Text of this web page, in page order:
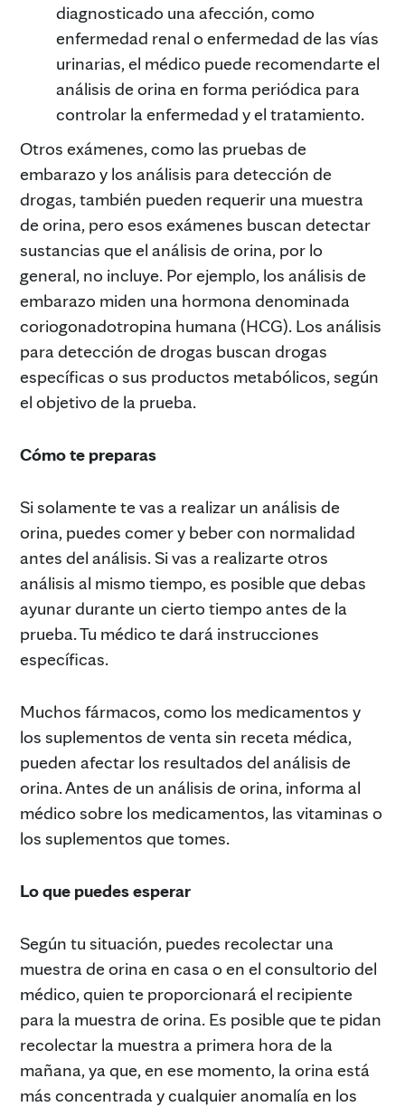
diagnosticado una afección, como
enfermedad renal o enfermedad de las vías
urinarias, el médico puede recomendarte el
análisis de orina en forma periódica para
controlar la enfermedad y el tratamiento.
Otros exámenes, como las pruebas de
embarazo y los análisis para detección de
drogas, también pueden requerir una muestra
de orina, pero esos exámenes buscan detectar
sustancias que el análisis de orina, por lo
general, no incluye. Por ejemplo, los análisis de
embarazo miden una hormona denominada
coriogonadotropina humana (HCG). Los análisis
para detección de drogas buscan drogas
específicas o sus productos metabólicos, según
el objetivo de la prueba.
Cómo te preparas
Si solamente te vas a realizar un análisis de
orina, puedes comer y beber con normalidad
antes del análisis. Si vas a realizarte otros
análisis al mismo tiempo, es posible que debas
ayunar durante un cierto tiempo antes de la
prueba. Tu médico te dará instrucciones
específicas.
Muchos fármacos, como los medicamentos y
los suplementos de venta sin receta médica,
pueden afectar los resultados del análisis de
orina. Antes de un análisis de orina, informa al
médico sobre los medicamentos, las vitaminas o
los suplementos que tomes.
Lo que puedes esperar
Según tu situación, puedes recolectar una
muestra de orina en casa o en el consultorio del
médico, quien te proporcionará el recipiente
para la muestra de orina. Es posible que te pidan
recolectar la muestra a primera hora de la
mañana, ya que, en ese momento, la orina está
más concentrada y cualquier anomalía en los